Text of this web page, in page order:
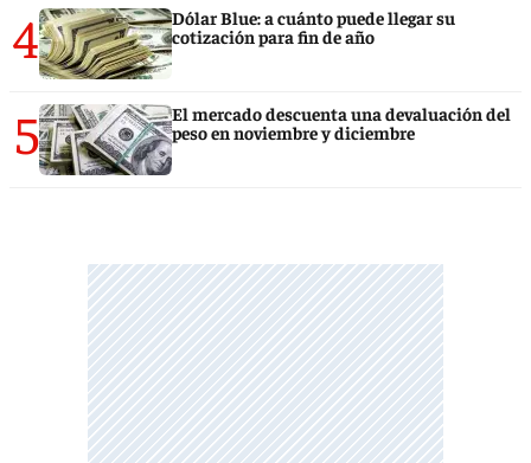
4
Dólar Blue: a cuánto puede llegar su
cotización para fin de año
5
El mercado descuenta una devaluación del
peso en noviembre y diciembre